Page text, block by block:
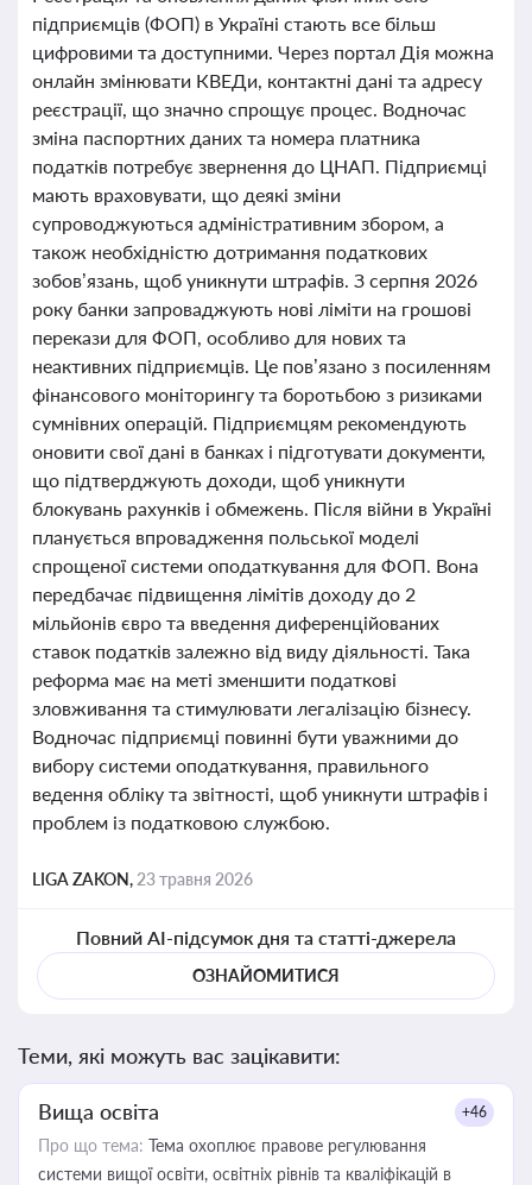
підприємців (ФОП) в Україні стають все більш
цифровими та доступними. Через портал Дія можна
онлайн змінювати КВЕДи, контактні дані та адресу
реєстрації, що значно спрощує процес. Водночас
зміна паспортних даних та номера платника
податків потребує звернення до ЦНАП. Підприємці
мають враховувати, що деякі зміни
супроводжуються адміністративним збором, а
також необхідністю дотримання податкових
зобов’язань, щоб уникнути штрафів. З серпня 2026
року банки запроваджують нові ліміти на грошові
перекази для ФОП, особливо для нових та
неактивних підприємців. Це пов’язано з посиленням
фінансового моніторингу та боротьбою з ризиками
сумнівних операцій. Підприємцям рекомендують
оновити свої дані в банках і підготувати документи,
що підтверджують доходи, щоб уникнути
блокувань рахунків і обмежень. Після війни в Україні
планується впровадження польської моделі
спрощеної системи оподаткування для ФОП. Вона
передбачає підвищення лімітів доходу до 2
мільйонів євро та введення диференційованих
ставок податків залежно від виду діяльності. Така
реформа має на меті зменшити податкові
зловживання та стимулювати легалізацію бізнесу.
Водночас підприємці повинні бути уважними до
вибору системи оподаткування, правильного
ведення обліку та звітності, щоб уникнути штрафів і
проблем із податковою службою.
LIGA ZAKON, 23 травня 2026
Повний AI-підсумок дня та статті-джерела
ОЗНАЙОМИТИСЯ
Теми, які можуть вас зацікавити:
Вища освіта +46
Про що тема: Тема охоплює правове регулювання
системи вищої освіти, освітніх рівнів та кваліфікацій в